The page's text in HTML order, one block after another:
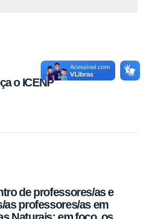
o ICENP
de professores/as e
as professores/as em